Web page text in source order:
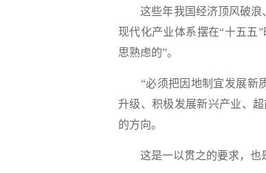
这些年我国经济顶风破浪
现代化产业体系摆在“十五五
思熟虑的”。
“必须把因地制宜发展新质
升级、积极发展新兴产业、
的方向。
这是一以贯之的要求，也